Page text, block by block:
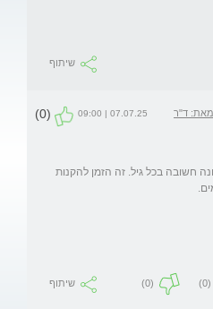
שיתוף
ד"ר
07.07.25 | 09:00
(0)
חשובה בכל גיל. זה הזמן להקנות
(0)
(0) שיתוף